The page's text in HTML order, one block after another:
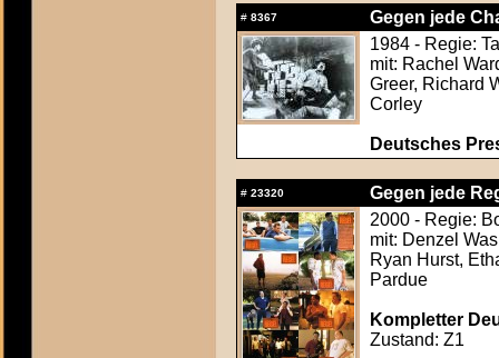
# 8367
Gegen jede
1984 - Regie:
mit: Rachel
Greer, Richard
Corley
Deutsches
# 23320
Gegen jede
2000 - Regie:
mit: Denzel
Ryan Hurst,
Pardue
Kompletter
Zustand: Z1